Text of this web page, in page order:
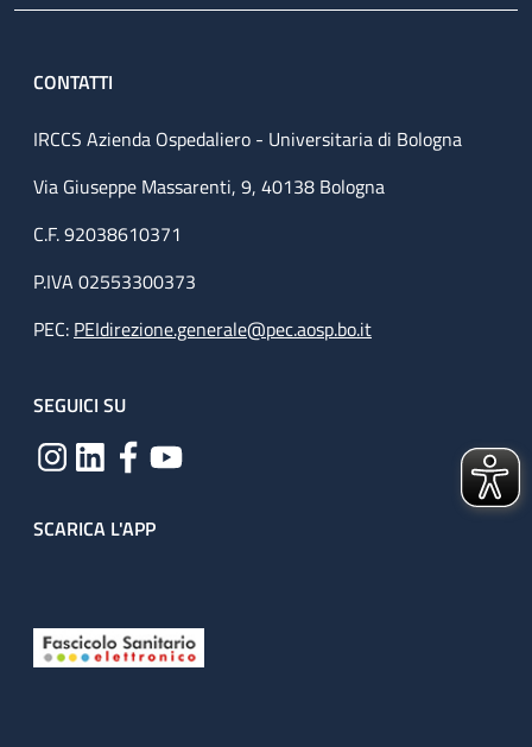
CONTATTI
IRCCS Azienda Ospedaliero - Universitaria di Bologna
Via Giuseppe Massarenti, 9, 40138 Bologna
C.F. 92038610371
P.IVA 02553300373
PEC: PEIdirezione.generale@pec.aosp.bo.it
SEGUICI SU
SCARICA L'APP